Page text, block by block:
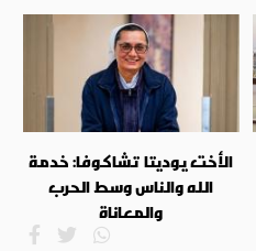
الأخت يوديتا تشاكوفا: خدمة
الله والناس وسط الحرب
والمعاناة